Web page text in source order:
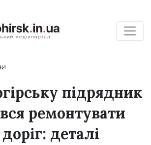
підрядник
ремонтувати
деталі